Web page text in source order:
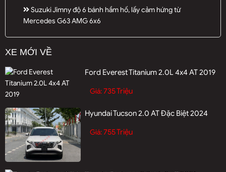
Suzuki Jimny độ 6 bánh hầm hố, lấy cảm hứng từ
Mercedes G63 AMG 6x6
XE MỚI VỀ
Ford Everest Titanium 2.0L 4x4 AT 2019
Giá:735 Triệu
Hyundai Tucson 2.0 AT Đặc Biệt 2024
Giá:755 Triệu